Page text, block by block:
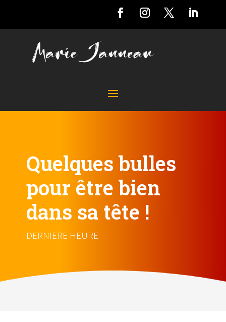
Quelques bulles
pour être bien
dans sa tête !
DERNIERE HEURE